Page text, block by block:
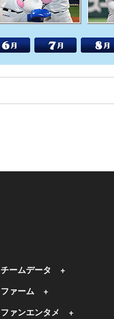
チームデータ
ファーム
ファンエンタメ